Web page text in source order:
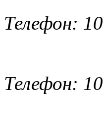
Телефон:
Телефон: